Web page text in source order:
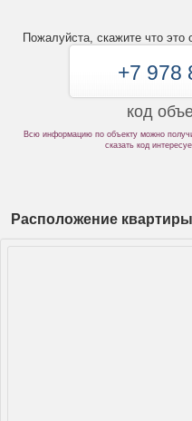
Пожалуйста, скажите что
+7 978
код
Всю информацию по объекту можно
сказать код
Расположение